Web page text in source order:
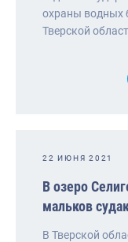
охраны водных
Тверской
22 ИЮНЯ 2021
В озеро
мальков
В Тверской